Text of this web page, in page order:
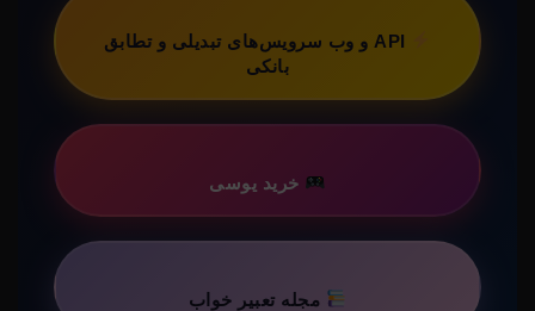
API و وب سرویس‌های تبدیلی و تطابق
بانکی
خرید یوسی
مجله تعبیر خواب